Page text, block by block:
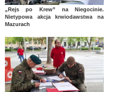
„Rejs po Krew” na Niegocinie.
Nietypowa akcja krwiodawstwa na
Mazurach